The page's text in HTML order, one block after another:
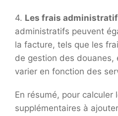
4. Les frais
administratifs peuvent
la facture, tels que les
de gestion des douanes,
varier en fonction des
En résumé, pour calculer
supplémentaires à